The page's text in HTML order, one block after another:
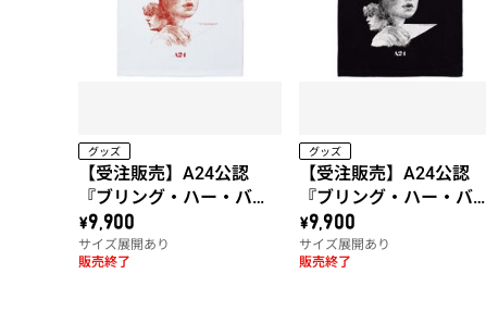
グッズ
【受注販売】A24公認
『ブリング・ハー・バッ
ク』ヒグチユウコ イラス
ト 日本オリジナルTシャ
ツ（ホワイト）
\9,900
サイズ展開あり
販売終了
グッズ
【受注販売】A24公認
『ブリング・ハー・バッ
ク』ヒグチユウコ イラス
ト 日本オリジナルTシャ
ツ（ブラック）
\9,900
サイズ展開あり
販売終了